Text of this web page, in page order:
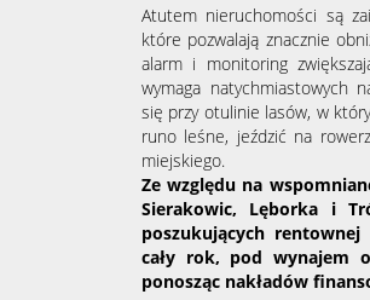
Atutem nieruchomości są
które pozwalają znacznie
alarm i monitoring
wymaga natychmiastowych
się przy otulinie lasów, w
runo leśne, jeździć na
miejskiego.
Ze względu na
Sierakowic, Lęborka i
poszukujących
cały rok, pod wynajem
ponosząc nakładów